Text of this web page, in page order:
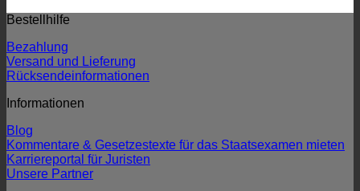
Bestellhilfe
Bezahlung
Versand und Lieferung
Rücksendeinformationen
Informationen
Blog
Kommentare & Gesetzestexte für das Staatsexamen mieten
Karriereportal für Juristen
Unsere Partner